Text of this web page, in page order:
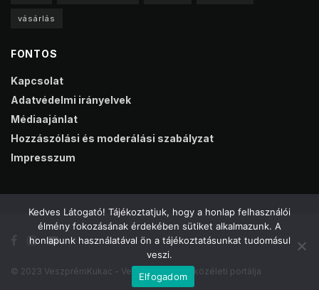
vásárlás
FONTOS
Kapcsolat
Adatvédelmi irányelvek
Médiaajánlat
Hozzászólási és moderálási szabályzat
Impresszum
© 2023 VeszprémKukac - Veszprém online közéleti portálja
Kedves Látogató! Tájékoztatjuk, hogy a honlap felhasználói
élmény fokozásának érdekében sütiket alkalmazunk. A
honlapunk használatával ön a tájékoztatásunkat tudomásul
veszi.
Elfogadom